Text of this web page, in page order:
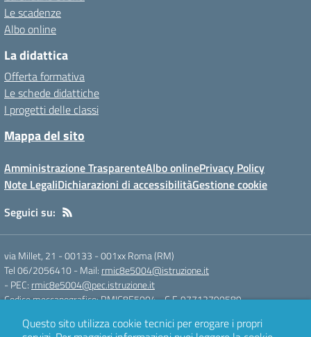
Le scadenze
Albo online
La didattica
Offerta formativa
Le schede didattiche
I progetti delle classi
Mappa del sito
Amministrazione TrasparenteAlbo onlinePrivacy Policy
Note LegaliDichiarazioni di accessibilitàGestione cookie
Seguici su:
via Millet, 21 - 00133 -001xx Roma (RM)
Tel 06/2056410- Mail: rmic8e5004@istruzione.it
- PEC: rmic8e5004@pec.istruzione.it
Codice meccanografico: RMIC8E5004- C.F. 97712790589
Questo sito utilizza cookie tecnici per erogare i propri